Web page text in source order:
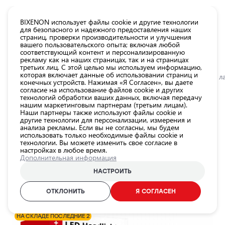
Главная Категории Магазин Лампы для автомобильных фар LED
LED лампочки HB4, 12-36V, 50W,
6000K, RS+ серия
AMIO / 25-177 / 6000K - холодный белый / HB4
ID продукта:25-177
EAN-код:
5903293010884
НА СКЛАДЕ ПОСЛЕДНИЕ 2
Все
товары
магазина
Магазин
Лампы для
автомобильных
Внешнее
освещение
автомобиля
Освещение
автомобиля
Аксессуары
освещения
BIXENON использует файлы cookie и другие технологии
для безопасного и надежного предоставления наших
страниц, проверки производительности и улучшения
вашего пользовательского опыта; включая любой
соответствующий контент и персонализированную
рекламу как на наших страницах, так и на страницах
третьих лиц. С этой целью мы используем информацию,
которая включает данные об использовании страниц и
конечных устройств. Нажимая «Я Согласен», вы даете
согласие на использование файлов cookie и других
технологий обработки ваших данных, включая передачу
нашим маркетинговым партнерам (третьим лицам).
Наши партнеры также используют файлы cookie и
другие технологии для персонализации, измерения и
анализа рекламы. Если вы не согласны, мы будем
использовать только необходимые файлы cookie и
технологии. Вы можете изменить свое согласие в
настройках в любое время.
Дополнительная информация
НАСТРОИТЬ
ОТКЛОНИТЬ Я СОГЛАСЕН